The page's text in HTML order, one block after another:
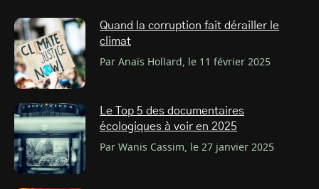
Quand la corruption fait dérailler le
climat
Par Anaïs Hollard, le 11 février 2025
Le Top 5 des documentaires
écologiques à voir en 2025
Par Wanis Cassim, le 27 janvier 2025